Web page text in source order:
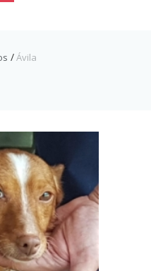
Ávila